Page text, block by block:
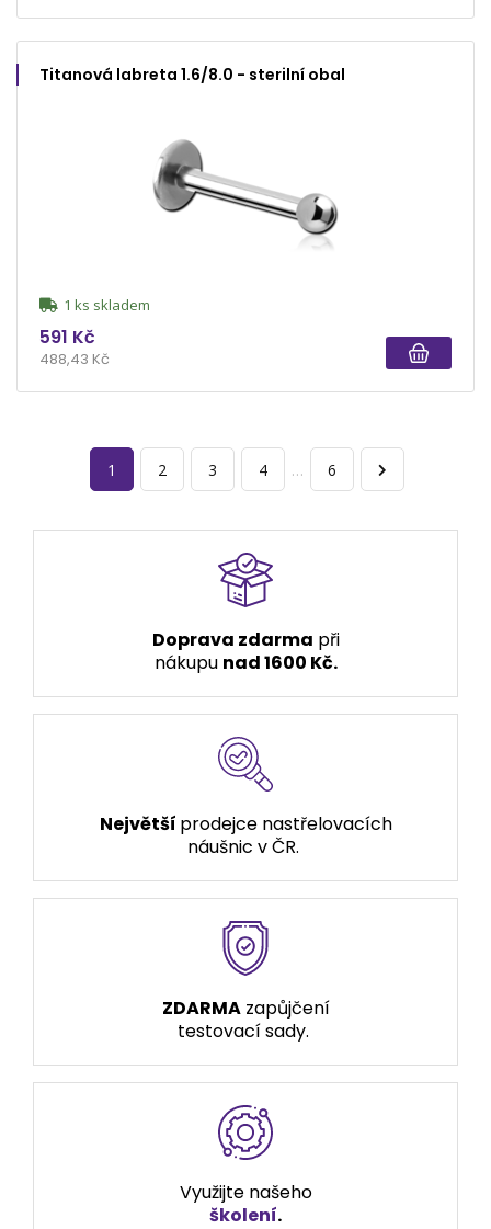
Titanová labreta 1.6/8.0 - sterilní obal
1 ks skladem
591 Kč
488,43 Kč
1 2 3 4 … 6
Doprava zdarma při
nákupu nad 1600 Kč.
Největší prodejce nastřelovacích
náušnic v ČR.
ZDARMAzapůjčení
testovací sady.
Využijte našeho
školení.